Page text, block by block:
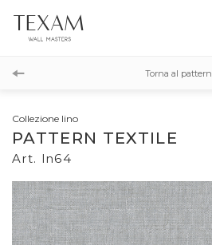
Torna al pattern
Collezione lino
PATTERN TEXTILE
Art. ln64